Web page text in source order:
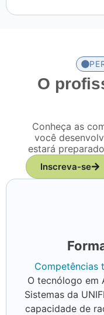
O
Conheça as
você
estará
Inscreva-se
Competências
O tecnólogo em
Sistemas da
capacidade de